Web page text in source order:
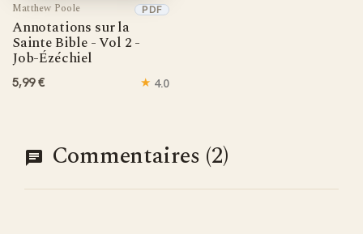
Matthew Poole
Annotations sur la
Sainte Bible - Vol 2 -
Job-Ézéchiel
PDF
5,99 € ★ 4.0
Commentaires (2)